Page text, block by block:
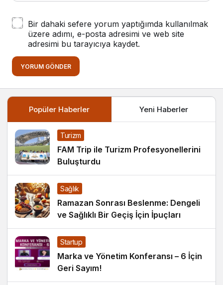
Bir dahaki sefere yorum yaptığımda kullanılmak
üzere adımı, e-posta adresimi ve web site
adresimi bu tarayıcıya kaydet.
YORUM GÖNDER
Popüler Haberler Yeni Haberler
Turizm
FAM Trip ile Turizm Profesyonellerini
Buluşturdu
Sağlık
Ramazan Sonrası Beslenme: Dengeli
ve Sağlıklı Bir Geçiş İçin İpuçları
Startup
Marka ve Yönetim Konferansı – 6 İçin
Geri Sayım!